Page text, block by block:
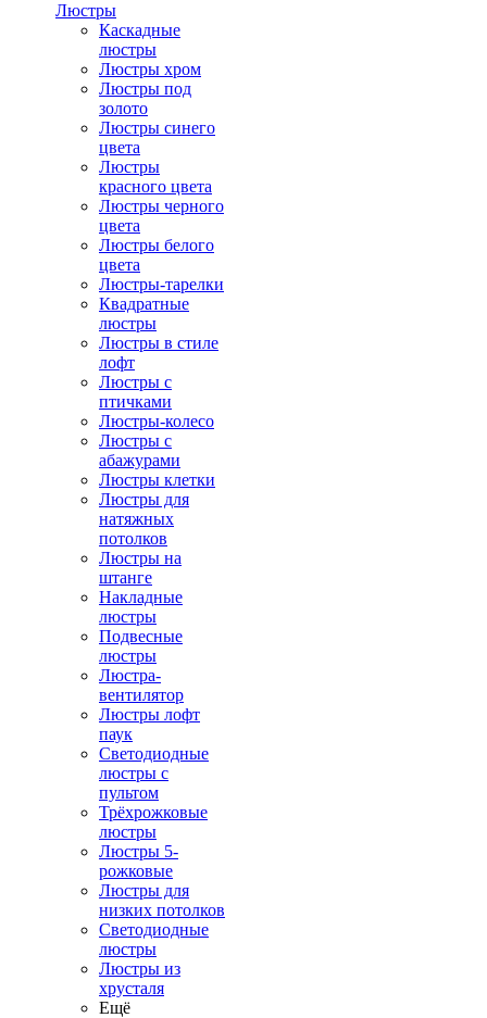
Люстры
Каскадные
люстры
Люстры хром
Люстры под
золото
Люстры синего
цвета
Люстры
красного цвета
Люстры черного
цвета
Люстры белого
цвета
Люстры-тарелки
Квадратные
люстры
Люстры в стиле
лофт
Люстры с
птичками
Люстры-колесо
Люстры с
абажурами
Люстры клетки
Люстры для
натяжных
потолков
Люстры на
штанге
Накладные
люстры
Подвесные
люстры
Люстра-
вентилятор
Люстры лофт
паук
Светодиодные
люстры с
пультом
Трёхрожковые
люстры
Люстры 5-
рожковые
Люстры для
низких потолков
Cветодиодные
люстры
Люстры из
хрусталя
Ещё